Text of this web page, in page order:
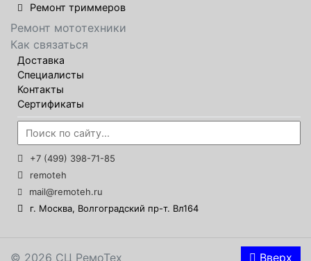
Ремонт триммеров
Ремонт мототехники
Как связаться
Доставка
Специалисты
Контакты
Сертификаты
+7 (499) 398-71-85
remoteh
mail@remoteh.ru
г. Москва, Волгоградский пр-т. Вл164
© 2026 СЦ РемоТех Вверх